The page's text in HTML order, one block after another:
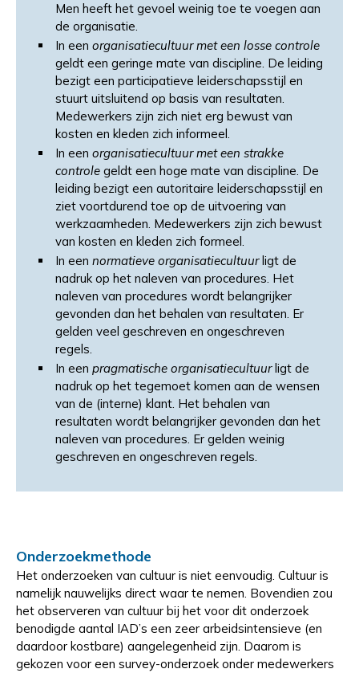
Men heeft het gevoel weinig toe te voegen aan
de organisatie.
In een organisatiecultuur met een losse controle
geldt een geringe mate van discipline. De leiding
bezigt een participatieve leiderschapsstijl en
stuurt uitsluitend op basis van resultaten.
Medewerkers zijn zich niet erg bewust van
kosten en kleden zich informeel.
In een organisatiecultuur met een strakke
controle geldt een hoge mate van discipline. De
leiding bezigt een autoritaire leiderschapsstijl en
ziet voortdurend toe op de uitvoering van
werkzaamheden. Medewerkers zijn zich bewust
van kosten en kleden zich formeel.
In een normatieve organisatiecultuurligt de
nadruk op het naleven van procedures. Het
naleven van procedures wordt belangrijker
gevonden dan het behalen van resultaten. Er
gelden veel geschreven en ongeschreven
regels.
In een pragmatische organisatiecultuurligt de
nadruk op het tegemoet komen aan de wensen
van de (interne) klant. Het behalen van
resultaten wordt belangrijker gevonden dan het
naleven van procedures. Er gelden weinig
geschreven en ongeschreven regels.
Onderzoekmethode
Het onderzoeken van cultuur is niet eenvoudig. Cultuur is
namelijk nauwelijks direct waar te nemen. Bovendien zou
het observeren van cultuur bij het voor dit onderzoek
benodigde aantal IAD’s een zeer arbeidsintensieve (en
daardoor kostbare) aangelegenheid zijn. Daarom is
gekozen voor een survey-onderzoek onder medewerkers